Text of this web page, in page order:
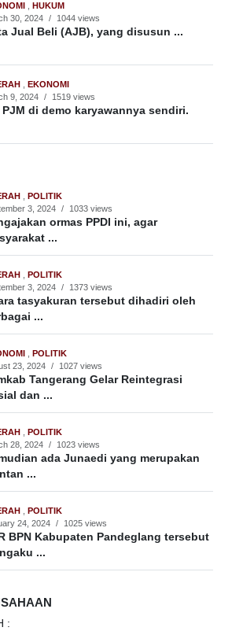
, HUKUM
30, 2024 / 1044 views
Jual Beli (AJB), yang disusun ...
, EKONOMI
9, 2024 / 1519 views
PJM di demo karyawannya sendiri.
, POLITIK
3, 2024 / 1033 views
ormas PPDI ini, agar
...
, POLITIK
3, 2024 / 1373 views
tasyakuran tersebut dihadiri oleh
...
, POLITIK
23, 2024 / 1027 views
Tangerang Gelar Reintegrasi
dan ...
, POLITIK
28, 2024 / 1023 views
ada Junaedi yang merupakan
...
, POLITIK
24, 2024 / 1025 views
BPN Kabupaten Pandeglang tersebut
...
: